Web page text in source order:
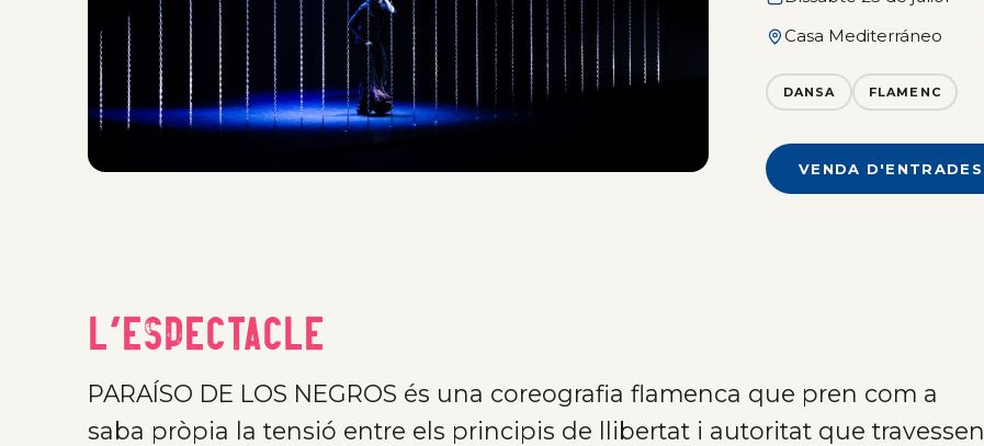
Casa Mediterráneo
DANSA FLAMENC
VENDA D'ENTRADES
L'Espectacle
PARAÍSO DE LOS NEGROS és una coreografia flamenca que pren com a
saba pròpia la tensió entre els principis de llibertat i autoritat que travessen